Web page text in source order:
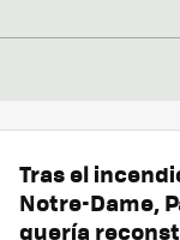
Tras el
Notre-Dame,
quería